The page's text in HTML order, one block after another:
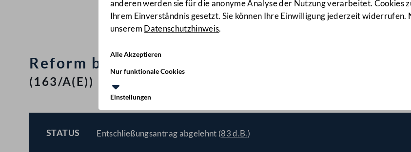
anderen werden sie für die anonyme Analyse der Nutzung verarbeitet. Cookies
Ihrem Einverständnis gesetzt. Sie können Ihre Einwilligung jederzeit widerrufen.
unserem Datenschutzhinweis.
Alle Akzeptieren
Nur funktionale Cookies
Einstellungen
Reform bzw. Abschaffung des Zuschusses zum
(163/A(E))
STATUS
Entschließungsantrag abgelehnt (83 d.B.)